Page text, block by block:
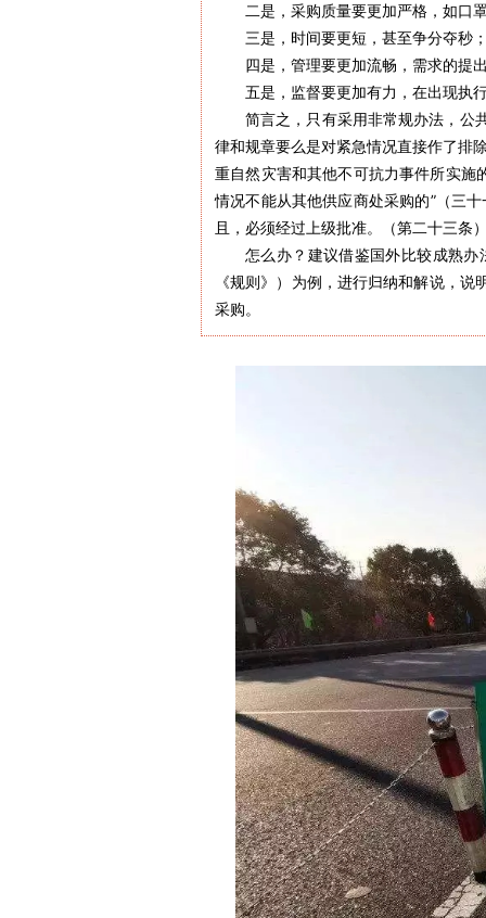
二是，采购质量要更加严格，如口
三是，时间要更短，甚至争分夺秒
四是，管理要更加流畅，需求的提
五是，监督要更加有力，在出现执
简言之，只有采用非常规办法，公
律和规章要么是对紧急情况直接作了排
重自然灾害和其他不可抗力事件所实施
情况不能从其他供应商处采购的”（三
且，必须经过上级批准。（第二十三条
怎么办？建议借鉴国外比较成熟
《规则》）为例，进行归纳和解说，
采购。